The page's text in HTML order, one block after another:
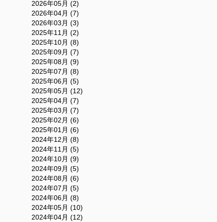
2026年05月 (2)
2026年04月 (7)
2026年03月 (3)
2025年11月 (2)
2025年10月 (8)
2025年09月 (7)
2025年08月 (9)
2025年07月 (8)
2025年06月 (5)
2025年05月 (12)
2025年04月 (7)
2025年03月 (7)
2025年02月 (6)
2025年01月 (6)
2024年12月 (8)
2024年11月 (5)
2024年10月 (9)
2024年09月 (5)
2024年08月 (6)
2024年07月 (5)
2024年06月 (8)
2024年05月 (10)
2024年04月 (12)